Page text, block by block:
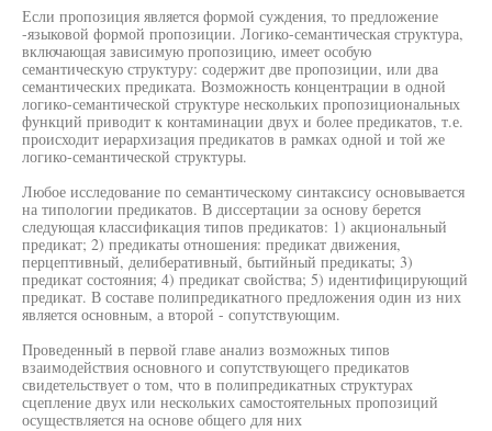
Если пропозиция является формой суждения, то предложение
-языковой формой пропозиции. Логико-семантическая структура,
включающая зависимую пропозицию, имеет особую
семантическую структуру: содержит две пропозиции, или два
семантических предиката. Возможность концентрации в одной
логико-семантической структуре нескольких пропозициональных
функций приводит к контаминации двух и более предикатов, т.е.
происходит иерархизация предикатов в рамках одной и той же
логико-семантической структуры.
Любое исследование по семантическому синтаксису основывается
на типологии предикатов. В диссертации за основу берется
следующая классификация типов предикатов: 1) акциональный
предикат; 2) предикаты отношения: предикат движения,
перцептивный, делиберативный, бытийный предикаты; 3)
предикат состояния; 4) предикат свойства; 5) идентифицирующий
предикат. В составе полипредикатного предложения один из них
является основным, а второй - сопутствующим.
Проведенный в первой главе анализ возможных типов
взаимодействия основного и сопутствующего предикатов
свидетельствует о том, что в полипредикатных структурах
сцепление двух или нескольких самостоятельных пропозиций
осуществляется на основе общего для них